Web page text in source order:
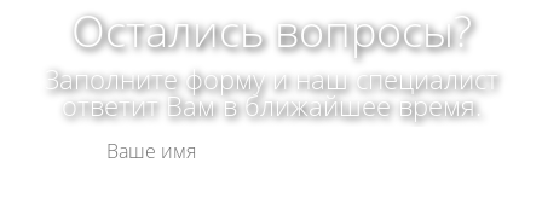
Остались вопросы?
Заполните форму и наш специалист
ответит Вам в ближайшее время.